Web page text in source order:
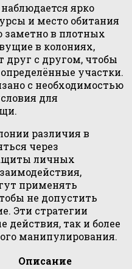
ярко
и место обитания
заметно в плотных
в колониях,
друг с другом, чтобы
участки.
с необходимостью
для
различия в
через
личных
применять
не допустить
Эти стратегии
действия, так и более
манипулирования.
Описание